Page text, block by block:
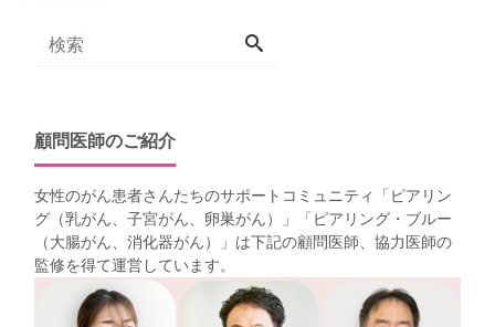
顧問医師のご紹介
女性のがん患者さんたちのサポートコミュニティ「 ピアリン
グ（乳がん、子宮がん、卵巣がん）
」「 ピアリング・ブルー
（大腸がん、消化器がん）
」は下記の顧問医師、協力医師の
監修を得て運営しています。